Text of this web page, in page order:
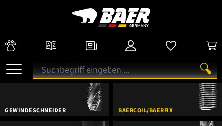
GEWINDESCHNEIDER BAERCOIL/BAERFIX